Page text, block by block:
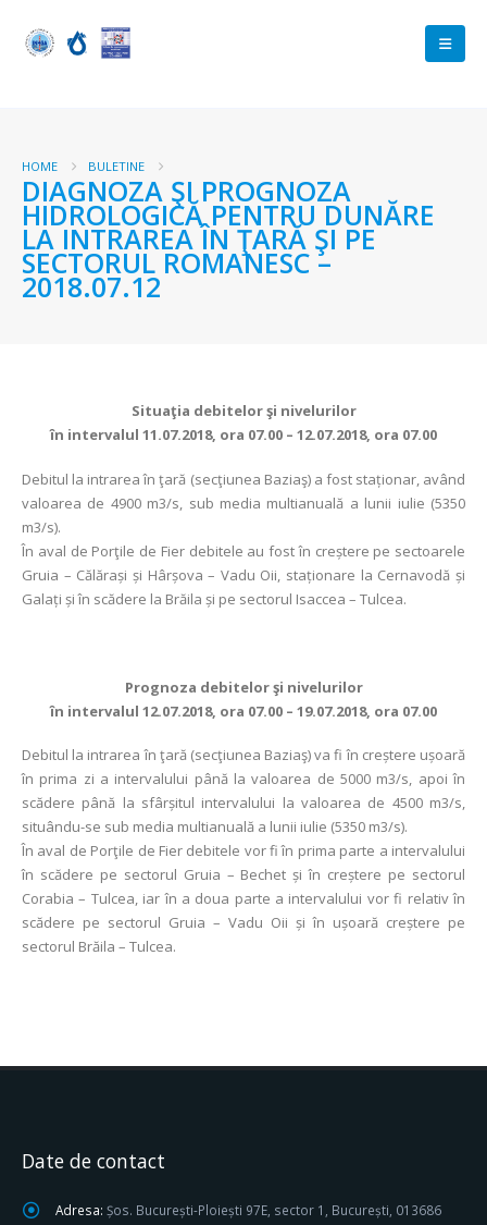
HOME BULETINE
DIAGNOZA ŞI PROGNOZA
HIDROLOGICĂ PENTRU DUNĂRE
LA INTRAREA ÎN ŢARĂ ŞI PE
SECTORUL ROMANESC –
2018.07.12
Situaţia debitelor şi nivelurilor
în intervalul 11.07.2018, ora 07.00 – 12.07.2018, ora 07.00
Debitul la intrarea în ţară (secţiunea Baziaş) a fost staționar, având
valoarea de 4900 m3/s, sub media multianuală a lunii iulie (5350
m3/s).
În aval de Porţile de Fier debitele au fost în creștere pe sectoarele
Gruia – Călărași și Hârșova – Vadu Oii, staționare la Cernavodă și
Galați și în scădere la Brăila și pe sectorul Isaccea – Tulcea.
Prognoza debitelor şi nivelurilor
în intervalul 12.07.2018, ora 07.00 – 19.07.2018, ora 07.00
Debitul la intrarea în ţară (secţiunea Baziaş) va fi în creștere ușoară
în prima zi a intervalului până la valoarea de 5000 m3/s, apoi în
scădere până la sfârșitul intervalului la valoarea de 4500 m3/s,
situându-se sub media multianuală a lunii iulie (5350 m3/s).
În aval de Porţile de Fier debitele vor fi în prima parte a intervalului
în scădere pe sectorul Gruia – Bechet și în creștere pe sectorul
Corabia – Tulcea, iar în a doua parte a intervalului vor fi relativ în
scădere pe sectorul Gruia – Vadu Oii și în ușoară creștere pe
sectorul Brăila – Tulcea.
Date de contact
Adresa: Șos. București-Ploiești 97E, sector 1, București, 013686